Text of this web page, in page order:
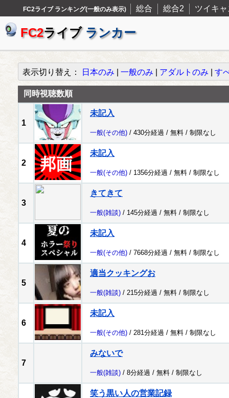
FC2ライブ ランキング(一般のみ表示) 総合 総合2 ツイキャ
FC2ライブ ランカー
表示切り替え： 日本のみ 一般のみ アダルトのみ す
同時視聴数順
1
未記入
一般(その他) / 430分経過 / 無料 / 制限なし
2
未記入
一般(その他) / 1356分経過 / 無料 / 制限なし
3
きてきて
一般(雑談) / 145分経過 / 無料 / 制限なし
4
未記入
一般(その他) / 7668分経過 / 無料 / 制限なし
5
適当クッキングお
一般(雑談) / 215分経過 / 無料 / 制限なし
6
未記入
一般(その他) / 281分経過 / 無料 / 制限なし
7
みないで
一般(雑談) / 8分経過 / 無料 / 制限なし
笑う黒い人の営業記録